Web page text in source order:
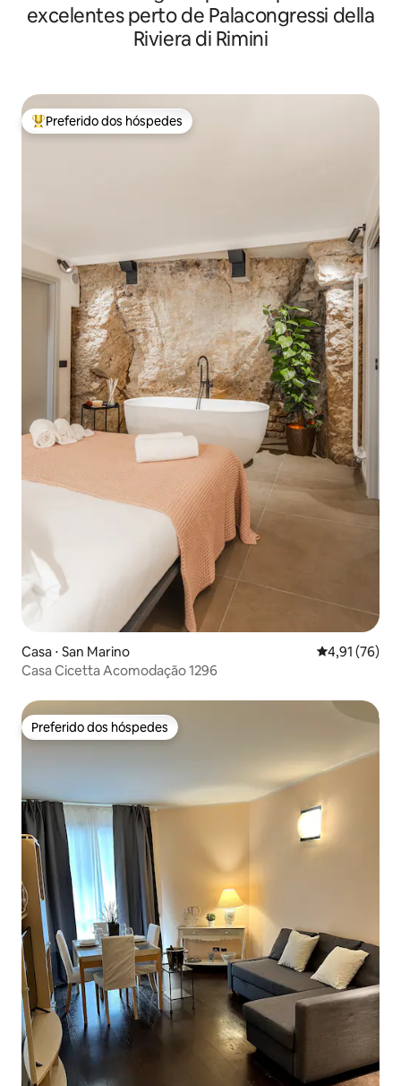
excelentes perto de Palacongressi della
Riviera di Rimini
Entre os melhores preferidos dos hóspedes
Preferido dos hóspedes
Casa ⋅ San Marino 4,91 de uma
4,91 (76)
Casa Cicetta Acomodação 1296
Preferido dos hóspedes
Preferido dos hóspedes